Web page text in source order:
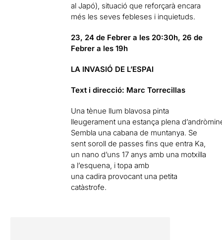
al Japó), situació que reforçarà encara
més les seves febleses i inquietuds.
23, 24 de Febrer a les 20:30h, 26 de
Febrer a les 19h
LA INVASIÓ DE L’ESPAI
Text i direcció: Marc Torrecillas
Una tènue llum blavosa pinta
lleugerament una estança plena
Sembla una cabana de muntanya. Se
sent soroll de passes fins que entra Ka,
un nano d’uns 17 anys amb una motxilla
a l’esquena, i topa amb
una cadira provocant una petita
catàstrofe.